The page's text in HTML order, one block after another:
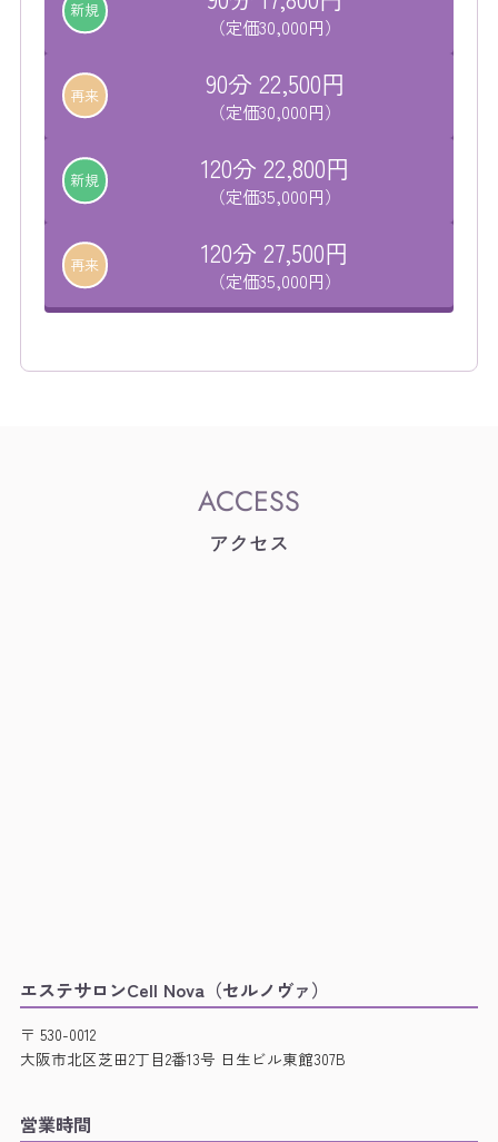
新規
（定価30,000円）
再来 90分 22,500円
（定価30,000円）
新規 120分 22,800円
（定価35,000円）
再来 120分 27,500円
（定価35,000円）
アクセス
エステサロンCell Nova（セルノヴァ）
〒 530-0012
大阪市北区芝田2丁目2番13号 日生ビル東館307B
営業時間